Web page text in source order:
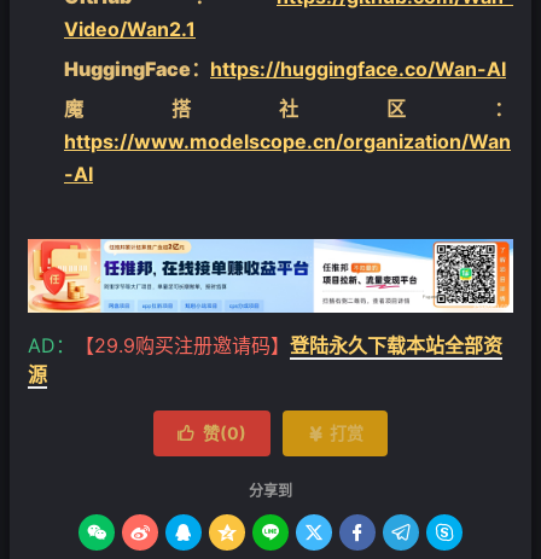
Video/Wan2.1
HuggingFace： https://huggingface.co/Wan-AI
魔搭社区
：
https://www.modelscope.cn/organization/Wan
-AI
AD： 【29.9购买注册邀请码】 登陆永久下载本站全部资
源
 赞(0)  打赏
分享到
        